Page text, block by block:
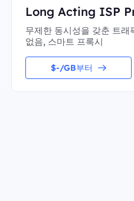
Long Acting ISP
무제한 동시성을 갖춘 트래
없음, 스마트 프록시
$-/GB부터